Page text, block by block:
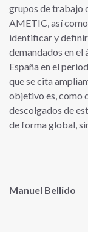
grupos de trabajo
AMETIC, así
identificar y
demandados en
España en el
que se cita
objetivo es, como
descolgados de
de forma global,
Manuel Bellido